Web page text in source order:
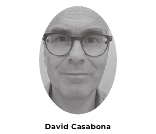
David Casabona